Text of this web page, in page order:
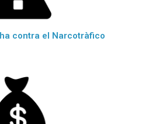
contra el Narcotràfico